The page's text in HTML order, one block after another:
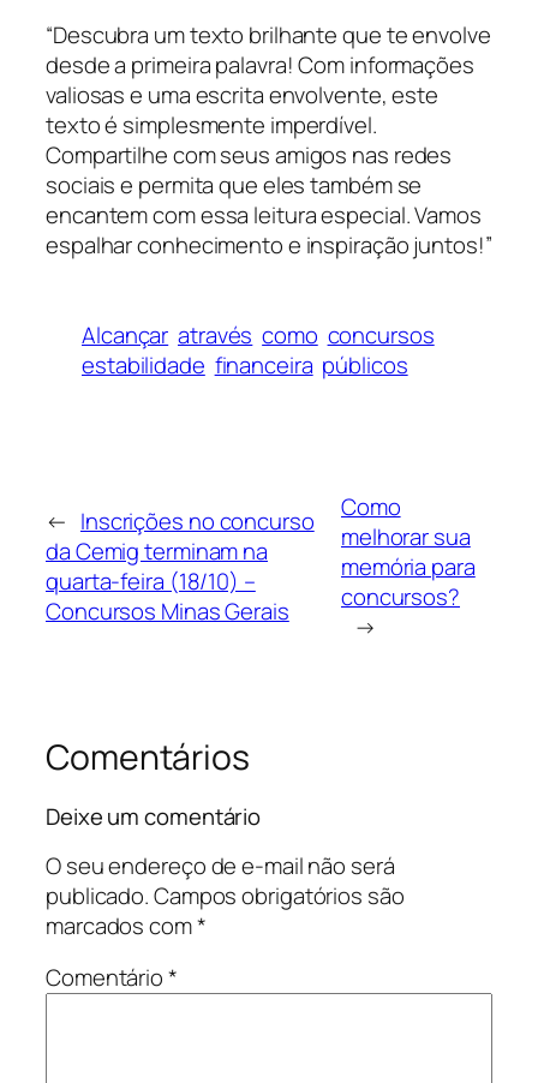
“Descubra um texto brilhante que te envolve
desde a primeira palavra! Com informações
valiosas e uma escrita envolvente, este
texto é simplesmente imperdível.
Compartilhe com seus amigos nas redes
sociais e permita que eles também se
encantem com essa leitura especial. Vamos
espalhar conhecimento e inspiração juntos!”
Alcançar através como concursos
estabilidade financeira públicos
← Inscrições no concurso
da Cemig terminam na
quarta-feira (18/10) –
Concursos Minas Gerais
Como
melhorar sua
memória para
concursos?
→
Comentários
Deixe um comentário
O seu endereço de e-mail não será
publicado.Campos obrigatórios são
marcados com*
Comentário*